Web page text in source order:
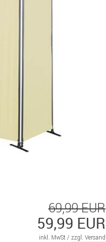
69,99 EUR
59,99 EUR
inkl. MwSt / zzgl. Versand